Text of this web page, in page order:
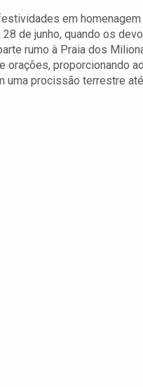
em
de junho, quando os
rumo à Praia dos
orações, proporcionando
uma procissão terrestre